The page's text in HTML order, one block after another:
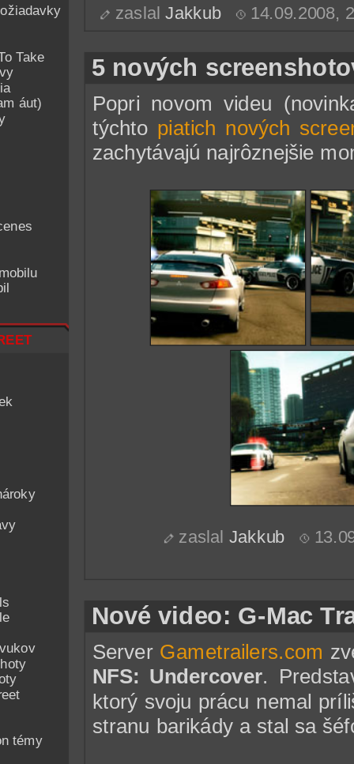
Take
áut)
témy
zaslalJakkub 14.09.2008,
5 nových
Popri novom videu
týchto piatich nových
zachytávajú najrôznejšie
zaslal Jakkub
Nové video: G-Mac
Server Gametrailers.com
NFS: Undercover.
ktorý svoju prácu nemal
stranu barikády a stal sa